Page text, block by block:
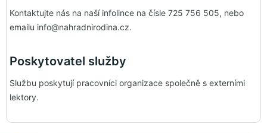
Kontaktujte nás na naší infolince na čísle 725 756 505, nebo
emailu info@nahradnirodina.cz.
Poskytovatel služby
Službu poskytují pracovníci organizace společně s externími
lektory.